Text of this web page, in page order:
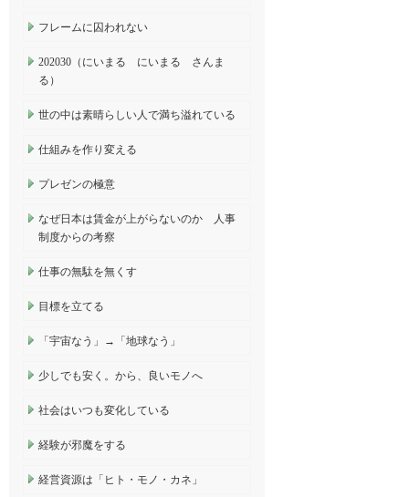
フレームに囚われない
202030（にいまる にいまる さんま
る）
世の中は素晴らしい人で満ち溢れている
仕組みを作り変える
プレゼンの極意
なぜ日本は賃金が上がらないのか 人事
制度からの考察
仕事の無駄を無くす
目標を立てる
「宇宙なう」→「地球なう」
少しでも安く。から、良いモノへ
社会はいつも変化している
経験が邪魔をする
経営資源は「ヒト・モノ・カネ」